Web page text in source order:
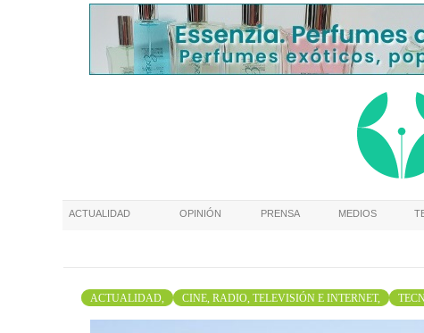
ACTUALIDAD OPINIÓN PRENSA MEDIOS
ACTUALIDAD, CINE, RADIO, TELEVISIÓN E INTERNET,